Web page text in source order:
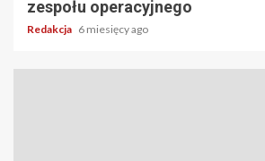
zespołu operacyjnego
Redakcja 6 miesięcy ago